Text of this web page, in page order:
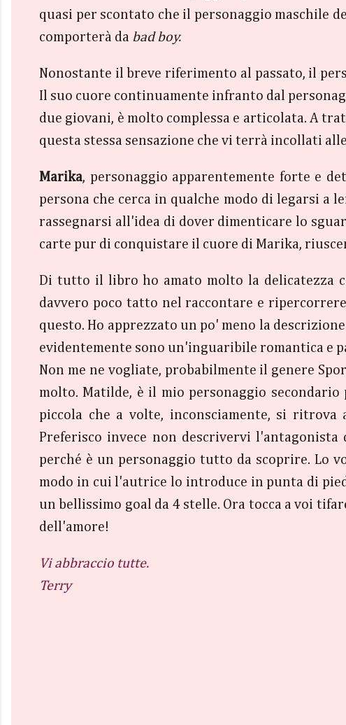
quasi per scontato che il personaggio maschile
comporterà da bad boy.
Nonostante il breve riferimento al passato, il
Il suo cuore continuamente infranto dal
due giovani, è molto complessa e articolata. A
questa stessa sensazione che vi terrà incollati
Marika, personaggio apparentemente forte e
persona che cerca in qualche modo di legarsi a
rassegnarsi all'idea di dover dimenticare lo
carte pur di conquistare il cuore di Marika,
Di tutto il libro ho amato molto la delicatezza
davvero poco tatto nel raccontare e
questo. Ho apprezzato un po' meno la
evidentemente sono un'inguaribile romantica e
Non me ne vogliate, probabilmente il genere
molto. Matilde, è il mio personaggio
piccola che a volte, inconsciamente, si
Preferisco invece non descrivervi
perché è un personaggio tutto da scoprire. Lo
modo in cui l'autrice lo introduce in punta di
un bellissimo goal da 4 stelle. Ora tocca a voi
dell'amore!
Vi abbraccio tutte.
Terry